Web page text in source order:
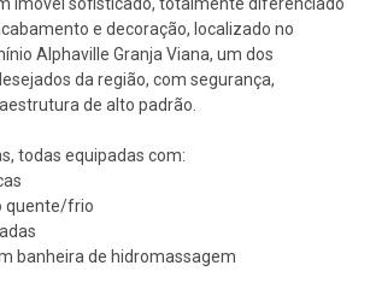
e decoração, localizado no
Alphaville Granja Viana, um dos
da região, com segurança,
de alto padrão.
todas equipadas com:
quente/frio
banheira de hidromassagem